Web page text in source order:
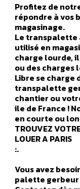
Profitez de
répondre à vos
magasinage.
Le transpalette
utilisé en
charge lourde,
ou des charges
Libre se charge
transpalette
chantier ou
ile de France !
en courte ou
TROUVEZ
LOUER A PARIS
:.
Vous avez
palette gerbeur